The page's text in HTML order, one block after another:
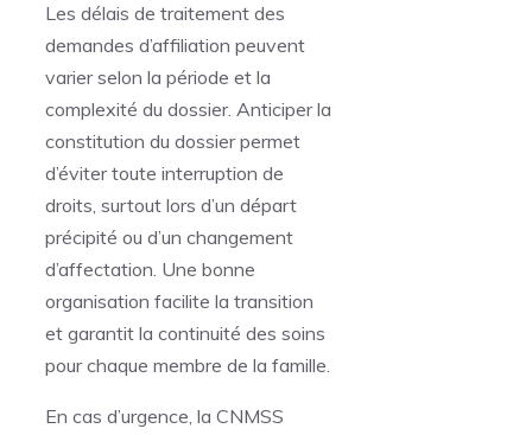
Les délais de traitement des
demandes d’affiliation peuvent
varier selon la période et la
complexité du dossier. Anticiper la
constitution du dossier permet
d’éviter toute interruption de
droits, surtout lors d’un départ
précipité ou d’un changement
d’affectation. Une bonne
organisation facilite la transition
et garantit la continuité des soins
pour chaque membre de la famille.
En cas d’urgence, la CNMSS